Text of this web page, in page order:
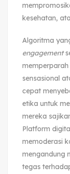
kesehatan,
Algoritma
engagement
sensasional
cepat
etika untuk
mereka
Platform
memoderasi
mengandung
tegas